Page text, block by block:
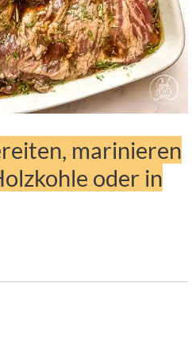
marinieren
oder in